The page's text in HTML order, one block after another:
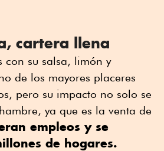
cartera llena
con su salsa, limón y
de los mayores placeres
pero su impacto no solo se
ya que es la venta de
empleos y se
de hogares.